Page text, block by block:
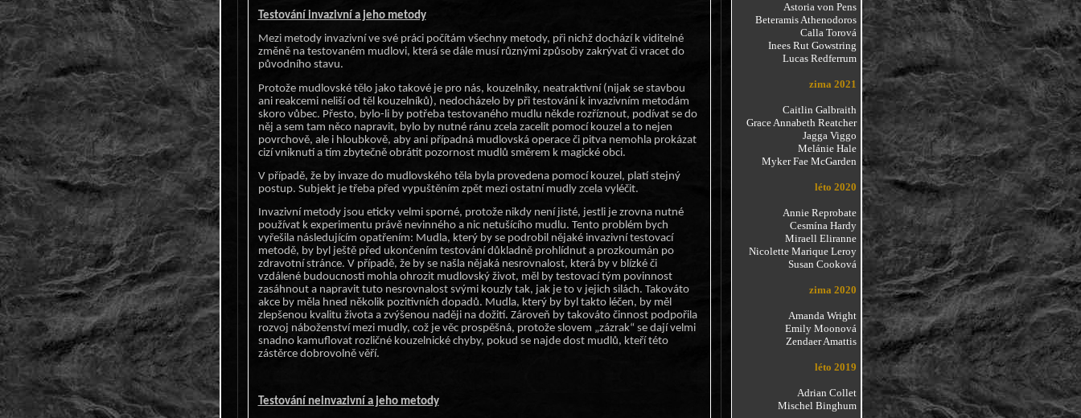
Testování invazivní a jeho metody
Mezi metody invazivní ve své práci počítám všechny metody, při nichž dochází k viditelné
změně na testovaném mudlovi, která se dále musí různými způsoby zakrývat či vracet do
původního stavu.
Protože mudlovské tělo jako takové je pro nás, kouzelníky, neatraktivní (nijak se stavbou
ani reakcemi neliší od těl kouzelníků), nedocházelo by při testování k invazivním metodám
skoro vůbec. Přesto, bylo-li by potřeba testovaného mudlu někde rozříznout, podívat se do
něj a sem tam něco napravit, bylo by nutné ránu zcela zacelit pomocí kouzel a to nejen
povrchově, ale i hloubkově, aby ani případná mudlovská operace či pitva nemohla prokázat
cizí vniknutí a tím zbytečně obrátit pozornost mudlů směrem k magické obci.
V případě, že by invaze do mudlovského těla byla provedena pomocí kouzel, platí stejný
postup. Subjekt je třeba před vypuštěním zpět mezi ostatní mudly zcela vyléčit.
Invazivní metody jsou eticky velmi sporné, protože nikdy není jisté, jestli je zrovna nutné
používat k experimentu právě nevinného a nic netušícího mudlu. Tento problém bych
vyřešila následujícím opatřením: Mudla, který by se podrobil nějaké invazivní testovací
metodě, by byl ještě před ukončením testování důkladně prohlídnut a prozkoumán po
zdravotní stránce. V případě, že by se našla nějaká nesrovnalost, která by v blízké či
vzdálené budoucnosti mohla ohrozit mudlovský život, měl by testovací tým povinnost
zasáhnout a napravit tuto nesrovnalost svými kouzly tak, jak je to v jejich silách. Takováto
akce by měla hned několik pozitivních dopadů. Mudla, který by byl takto léčen, by měl
zlepšenou kvalitu života a zvýšenou naději na dožití. Zároveň by takováto činnost podpořila
rozvoj náboženství mezi mudly, což je věc prospěšná, protože slovem „zázrak“ se dají velmi
snadno kamuflovat rozličné kouzelnické chyby, pokud se najde dost mudlů, kteří této
zástěrce dobrovolně věří.
Testování neinvazivní a jeho metody
Astoria von Pens
Beteramis Athenodoros
Calla Torová
Inees Rut Gowstring
Lucas Redferrum
zima 2021
Caitlin Galbraith
Grace Annabeth Reatcher
Jagga Viggo
Melánie Hale
Myker Fae McGarden
léto 2020
Annie Reprobate
Cesmína Hardy
Miraell Eliranne
Nicolette Marique Leroy
Susan Cooková
zima 2020
Amanda Wright
Emily Moonová
Zendaer Amattis
léto 2019
Adrian Collet
Mischel Binghum